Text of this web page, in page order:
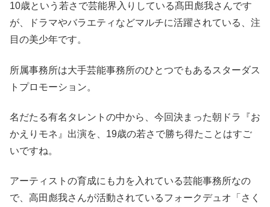
10歳という若さで芸能界入りしている髙田彪我さんです
が、ドラマやバラエティなどマルチに活躍されている、注
目の美少年です。
所属事務所は大手芸能事務所のひとつでもあるスターダス
トプロモーション。
名だたる有名タレントの中から、今回決まった朝ドラ『お
かえりモネ』出演を、19歳の若さで勝ち得たことはすご
いですね。
アーティストの育成にも力を入れている芸能事務所なの
で、高田彪我さんが活動されているフォークデュオ「さく